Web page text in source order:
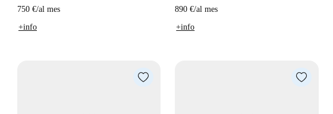
750 €/al mes
+info
890 €/al mes
+info